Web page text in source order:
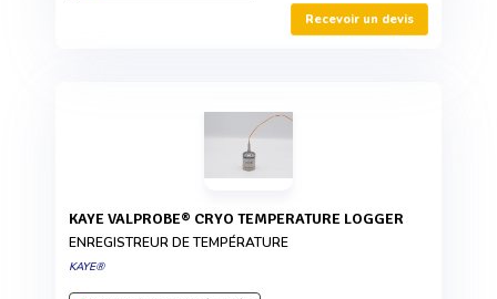
Recevoir un devis
KAYE VALPROBE® CRYO TEMPERATURE LOGGER
ENREGISTREUR DE TEMPÉRATURE
KAYE®